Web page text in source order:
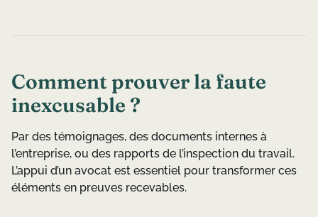
Comment prouver la faute
inexcusable ?
Par des témoignages, des documents internes à
l’entreprise, ou des rapports de l’inspection du travail.
L’appui d’un avocat est essentiel pour transformer ces
éléments en preuves recevables.